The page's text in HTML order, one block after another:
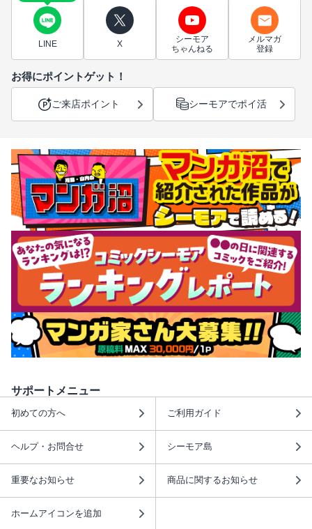
LINE X
シーモア
ちゃんねる
メルマガ
登録
お得にポイントゲット！
ご来店ポイント シーモアでポイ活
サポートメニュー
初めての方へ ご利用ガイド
ヘルプ・お問合せ シーモア島
重要なお知らせ 商品に関するお知らせ
ホームアイコンを追加